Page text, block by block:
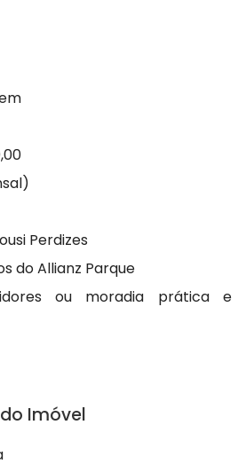
Perdizes
do Allianz Parque
ou moradia prática e
Imóvel